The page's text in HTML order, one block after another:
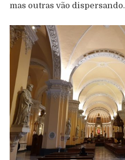
mas outras vão dispersando.